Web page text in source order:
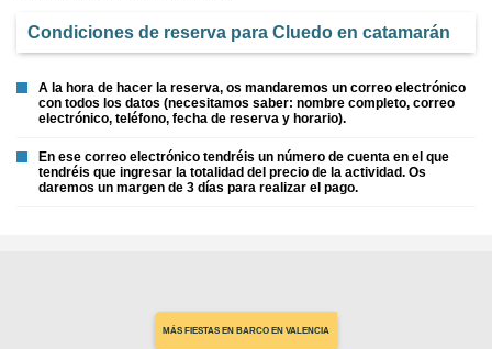
Condiciones de reserva para Cluedo en catamarán
A la hora de hacer la reserva, os mandaremos un correo electrónico
con todos los datos (necesitamos saber: nombre completo, correo
electrónico, teléfono, fecha de reserva y horario).
En ese correo electrónico tendréis un número de cuenta en el que
tendréis que ingresar la totalidad del precio de la actividad. Os
daremos un margen de 3 días para realizar el pago.
MÁS FIESTAS EN BARCO EN VALENCIA